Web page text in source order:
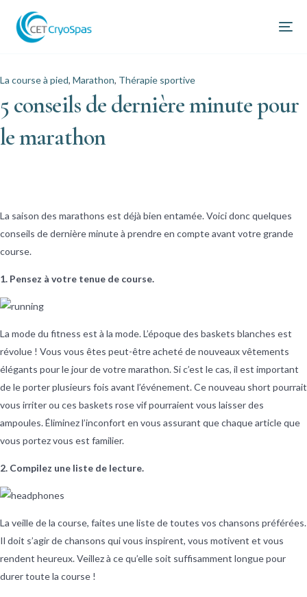
La course à pied, Marathon, Thérapie sportive
5 conseils de dernière minute pour
le marathon
La saison des marathons est déjà bien entamée. Voici donc quelques
conseils de dernière minute à prendre en compte avant votre grande
course.
1. Pensez à votre tenue de course.
La mode du fitness est à la mode. L’époque des baskets blanches est
révolue ! Vous vous êtes peut-être acheté de nouveaux vêtements
élégants pour le jour de votre marathon. Si c’est le cas, il est important
de le porter plusieurs fois avant l’événement. Ce nouveau short pourrait
vous irriter ou ces baskets rose vif pourraient vous laisser des
ampoules. Éliminez l’inconfort en vous assurant que chaque article que
vous portez vous est familier.
2. Compilez une liste de lecture.
La veille de la course, faites une liste de toutes vos chansons préférées.
Il doit s’agir de chansons qui vous inspirent, vous motivent et vous
rendent heureux. Veillez à ce qu’elle soit suffisamment longue pour
durer toute la course !